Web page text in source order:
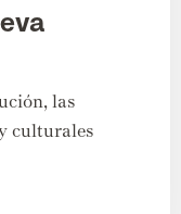
las
culturales